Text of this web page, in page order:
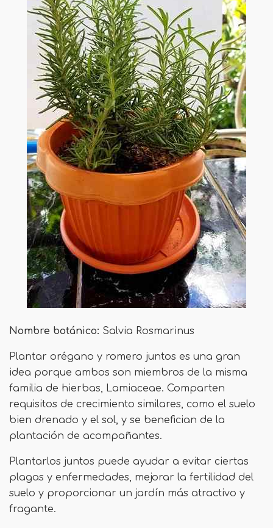
Nombre botánico: Salvia Rosmarinus
Plantar orégano y romero juntos es una gran
idea porque ambos son miembros de la misma
familia de hierbas, Lamiaceae. Comparten
requisitos de crecimiento similares, como el suelo
bien drenado y el sol, y se benefician de la
plantación de acompañantes.
Plantarlos juntos puede ayudar a evitar ciertas
plagas y enfermedades, mejorar la fertilidad del
suelo y proporcionar un jardín más atractivo y
fragante.